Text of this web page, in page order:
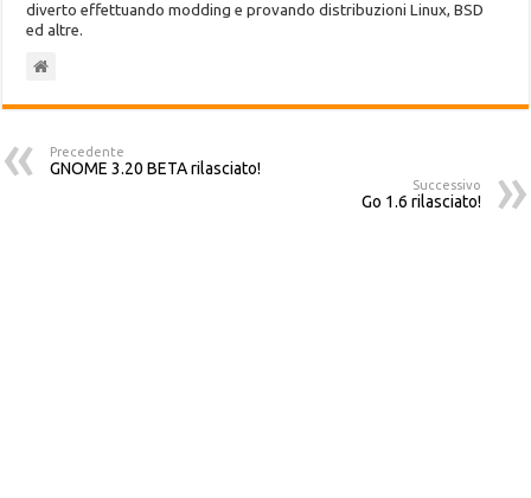
diverto effettuando modding e provando distribuzioni Linux, BSD
ed altre.
Precedente
GNOME 3.20 BETA rilasciato!
Successivo
Go 1.6 rilasciato!